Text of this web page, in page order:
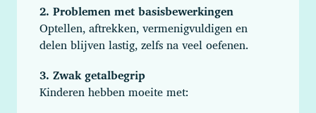
2. Problemen met basisbewerkingen
Optellen, aftrekken, vermenigvuldigen en
delen blijven lastig, zelfs na veel oefenen.
3. Zwak getalbegrip
Kinderen hebben moeite met: